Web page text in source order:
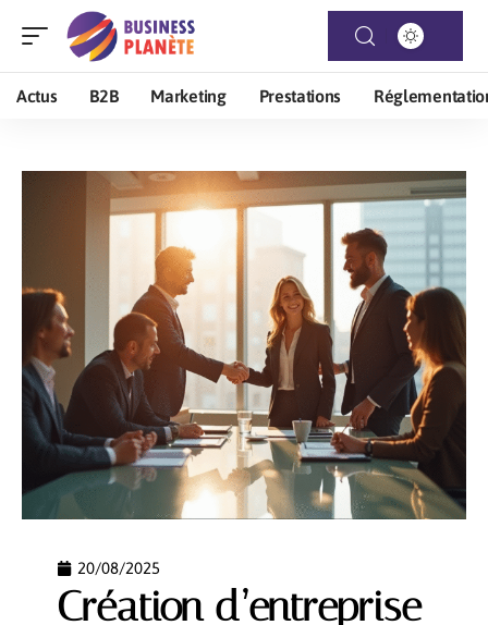
Actus B2B Marketing Prestations
20/08/2025
Création d’entreprise